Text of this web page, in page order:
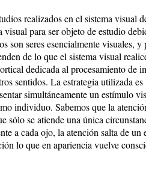
realizados en el sistema visual
visual para ser objeto de estudio
son seres esencialmente visuales, y
de lo que el sistema visual
dedicada al procesamiento de
sentidos. La estrategia utilizada
simultáneamente un estímulo
individuo. Sabemos que la
sólo se atiende una única
a cada ojo, la atención salta de un
lo que en apariencia vuelve